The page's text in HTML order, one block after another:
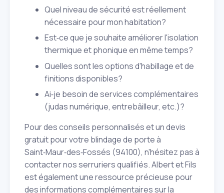
Quel niveau de sécurité est réellement
nécessaire pour mon habitation?
Est‑ce que je souhaite améliorer l'isolation
thermique et phonique en même temps?
Quelles sont les options d'habillage et de
finitions disponibles?
Ai‑je besoin de services complémentaires
(judas numérique, entrebâilleur, etc.)?
Pour des conseils personnalisés et un devis
gratuit pour votre blindage de porte à
Saint‑Maur‑des‑Fossés (94100), n'hésitez pas à
contacter nos serruriers qualifiés. Albert et Fils
est également une ressource précieuse pour
des informations complémentaires sur la